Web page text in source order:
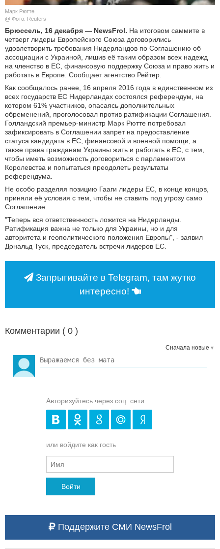
СПОРТ
ШОУ-БИЗНЕС
АВТО И МОТО
ЭГОИЗМ
БЛОГ
Марк Рютте.
@ Фото: Reuters
Брюссель, 16 декабря — NewsFrol. На итоговом саммите в
четверг лидеры Европейского Союза договорились
удовлетворить требования Нидерландов по Соглашению об
ассоциации с Украиной, лишив её таким образом всех надежд
на членство в ЕС, финансовую поддержку Союза и право жить и
работать в Европе. Сообщает агентство Рейтер.
Как сообщалось ранее, 16 апреля 2016 года в единственном из
всех государств ЕС Нидерландах состоялся референдум, на
котором 61% участников, опасаясь дополнительных
обременений, проголосовал против ратификации Соглашения.
Голландский премьер-министр Марк Рютте потребовал
зафиксировать в Соглашении запрет на предоставление
статуса кандидата в ЕС, финансовой и военной помощи, а
также права гражданам Украины жить и работать в ЕС, с тем,
чтобы иметь возможность договориться с парламентом
Королевства и попытаться преодолеть результаты
референдума.
Не особо разделяя позицию Гааги лидеры ЕС, в конце концов,
приняли её условия с тем, чтобы не ставить под угрозу само
Соглашение.
"Теперь вся ответственность ложится на Нидерланды.
Ратификация важна не только для Украины, но и для
авторитета и геополитического положения Европы", - заявил
Дональд Туск, председатель встречи лидеров ЕС.
Запрыгивайте в Telegram, там жутко
интересно!
Комментарии ( 0 )
Сначала новые
Авторизуйтесь через соц. сети
или войдите как гость
Войти
Поддержите СМИ NewsFrol